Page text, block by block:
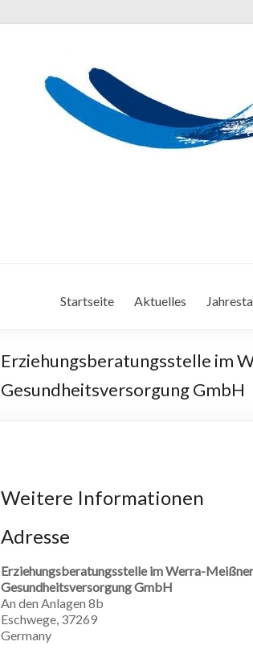
Startseite Aktuelles
Erziehungsberatungsstelle im
Gesundheitsversorgung GmbH
Weitere Informationen
Adresse
Erziehungsberatungsstelle im Werra-
Gesundheitsversorgung GmbH
An den Anlagen 8b
Eschwege, 37269
Germany